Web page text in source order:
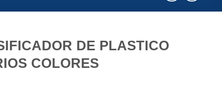
DE PLASTICO
COLORES